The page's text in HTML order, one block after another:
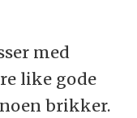
med
like gode
brikker.